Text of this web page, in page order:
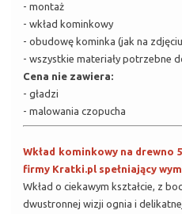
- montaż
- wkład kominkowy
- obudowę kominka (jak na
- wszystkie materiały potrzebne
Cena nie zawiera:
- gładzi
- malowania czopucha
Wkład kominkowy na drewno
firmy Kratki.pl spełniający
Wkład o ciekawym kształcie, z
dwustronnej wizji ognia i